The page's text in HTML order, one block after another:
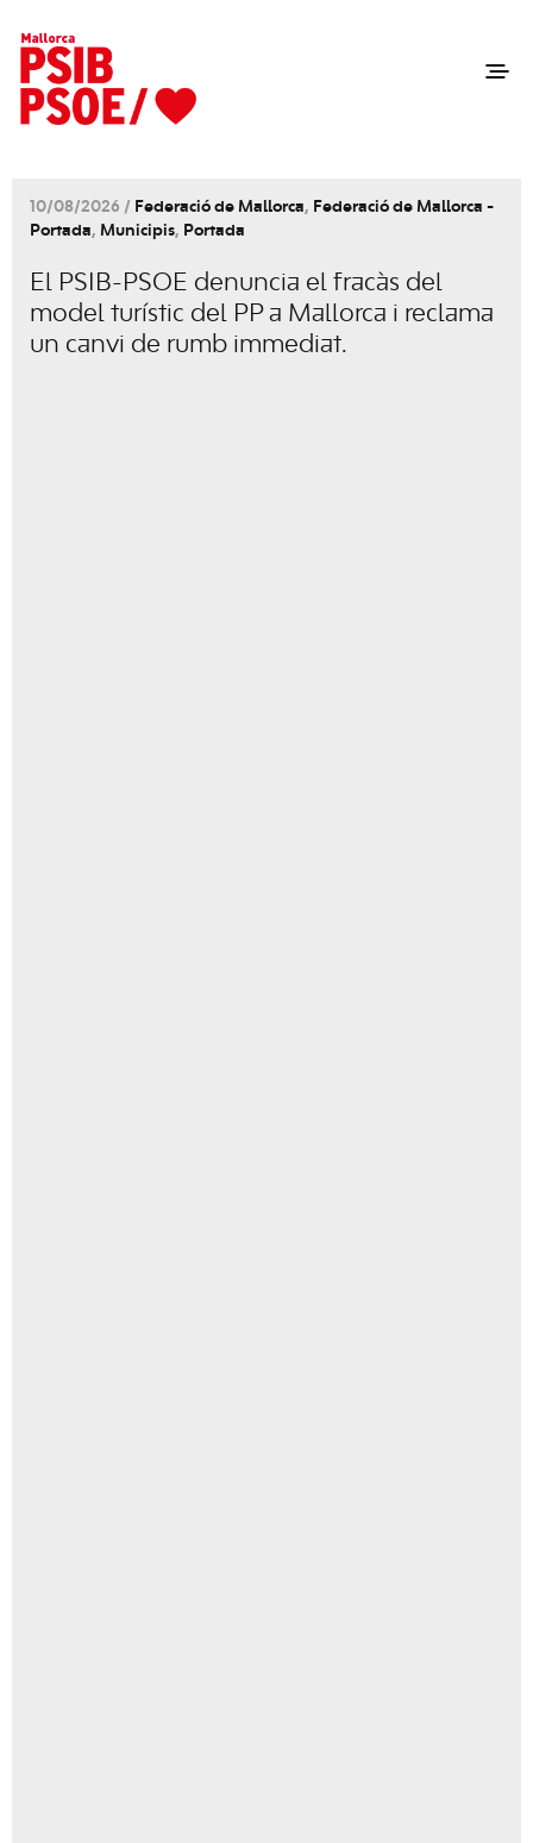
10/08/2026 / Federació de Mallorca, Federació de Mallorca -
Portada, Municipis, Portada
El PSIB-PSOE denuncia el fracàs del
model turístic del PP a Mallorca i reclama
un canvi de rumb immediat.